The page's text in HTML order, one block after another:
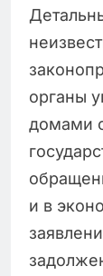
органы
домами
и в